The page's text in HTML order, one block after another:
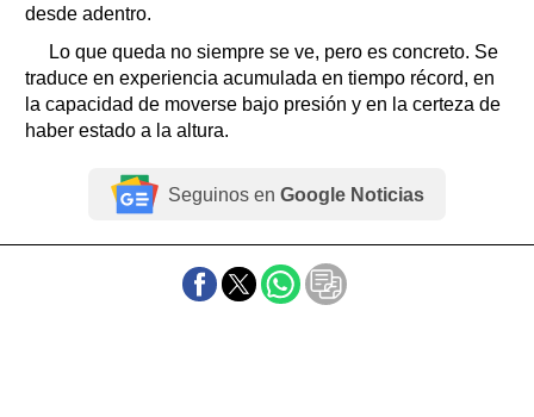
desde adentro.
Lo que queda no siempre se ve, pero es concreto. Se
traduce en experiencia acumulada en tiempo récord, en
la capacidad de moverse bajo presión y en la certeza de
haber estado a la altura.
Seguinos en Google Noticias